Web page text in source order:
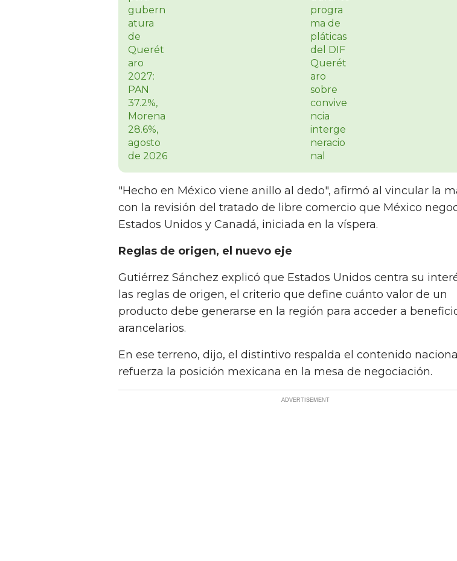
"Hecho en México viene anillo al dedo", afirmó al vincular la
con la revisión del tratado de libre comercio que México
Estados Unidos y Canadá, iniciada en la víspera.
Reglas de origen, el nuevo eje
Gutiérrez Sánchez explicó que Estados Unidos centra su
las reglas de origen, el criterio que define cuánto valor de un
producto debe generarse en la región para acceder a
arancelarios.
En ese terreno, dijo, el distintivo respalda el contenido
refuerza la posición mexicana en la mesa de negociación.